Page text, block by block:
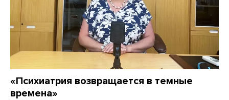
«Психиатрия возвращается в темные
времена»